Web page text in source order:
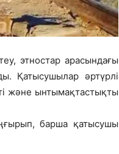
этностар арасындағы
Қатысушылар әртүрлі
және ынтымақтастықты
барша қатысушы